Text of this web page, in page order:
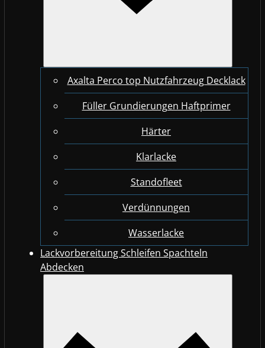
Axalta Perco top Nutzfahrzeug Decklack
Füller Grundierungen Haftprimer
Härter
Klarlacke
Standofleet
Verdünnungen
Wasserlacke
Lackvorbereitung Schleifen Spachteln
Abdecken